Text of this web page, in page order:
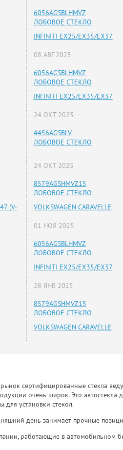
6056AGSBLHMVZ
ЛОБОВОЕ СТЕКЛО
INFINITI EX25/EX35/EX37
08 АВГ 2025
6056AGSBLHMVZ
ЛОБОВОЕ СТЕКЛО
INFINITI EX25/EX35/EX37
24 ОКТ 2025
4456AGSBLV
ЛОБОВОЕ СТЕКЛО
(V-
24 ОКТ 2025
8579AGSHMVZ15
ЛОБОВОЕ СТЕКЛО
VOLKSWAGEN CARAVELLE
01 НОЯ 2025
6056AGSBLHMVZ
ЛОБОВОЕ СТЕКЛО
INFINITI EX25/EX35/EX37
28 ЯНВ 2025
8579AGSHMVZ15
ЛОБОВОЕ СТЕКЛО
VOLKSWAGEN CARAVELLE
сертифицированные стекла
очень широк. Это автостекла
для установки стекол.
день занимает прочные
работающие в автомобильном